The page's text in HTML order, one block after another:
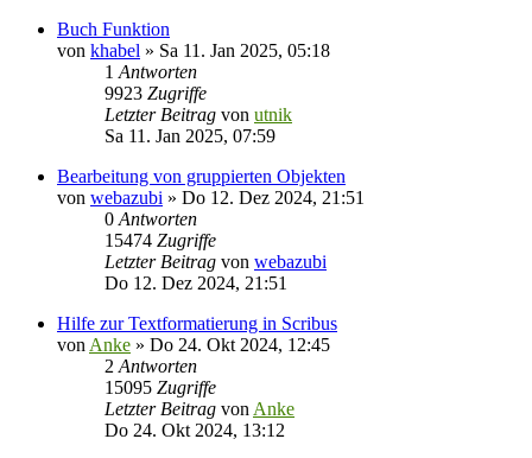
Buch Funktion
von khabel » Sa 11. Jan 2025, 05:18
1 Antworten
9923 Zugriffe
Letzter Beitrag von utnik
Sa 11. Jan 2025, 07:59
Bearbeitung von gruppierten Objekten
von webazubi » Do 12. Dez 2024, 21:51
0 Antworten
15474 Zugriffe
Letzter Beitrag von webazubi
Do 12. Dez 2024, 21:51
Hilfe zur Textformatierung in Scribus
von Anke » Do 24. Okt 2024, 12:45
2 Antworten
15095 Zugriffe
Letzter Beitrag von Anke
Do 24. Okt 2024, 13:12